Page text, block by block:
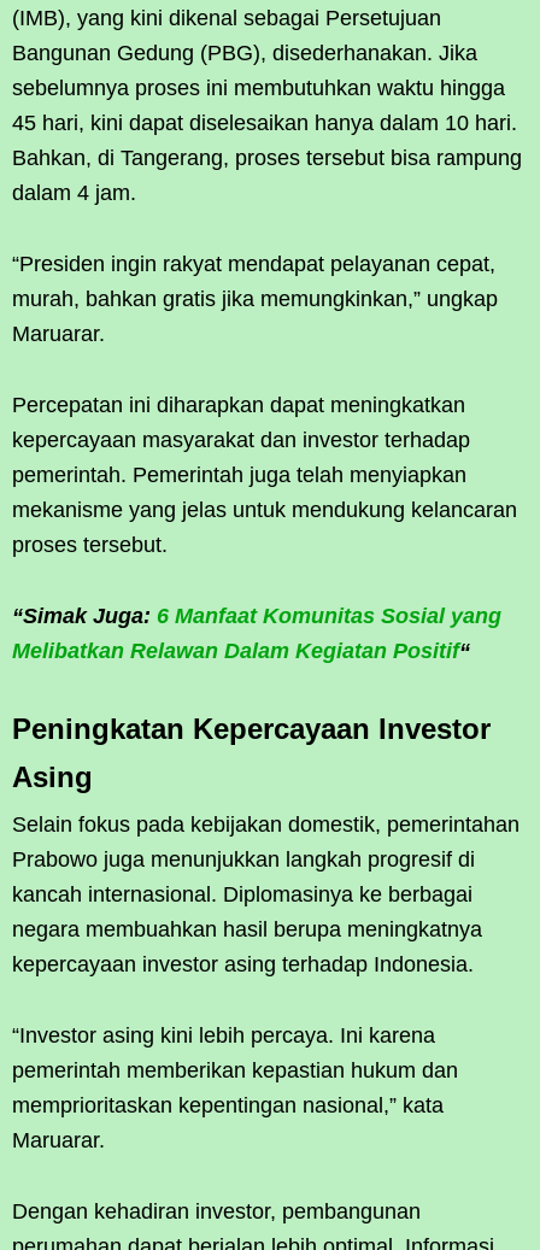
(IMB), yang kini dikenal sebagai Persetujuan
Bangunan Gedung (PBG), disederhanakan. Jika
sebelumnya proses ini membutuhkan waktu hingga
45 hari, kini dapat diselesaikan hanya dalam 10 hari.
Bahkan, di Tangerang, proses tersebut bisa rampung
dalam 4 jam.
“Presiden ingin rakyat mendapat pelayanan cepat,
murah, bahkan gratis jika memungkinkan,” ungkap
Maruarar.
Percepatan ini diharapkan dapat meningkatkan
kepercayaan masyarakat dan investor terhadap
pemerintah. Pemerintah juga telah menyiapkan
mekanisme yang jelas untuk mendukung kelancaran
proses tersebut.
“Simak Juga: 6 Manfaat Komunitas Sosial yang
Melibatkan Relawan Dalam Kegiatan Positif“
Peningkatan Kepercayaan Investor
Asing
Selain fokus pada kebijakan domestik, pemerintahan
Prabowo juga menunjukkan langkah progresif di
kancah internasional. Diplomasinya ke berbagai
negara membuahkan hasil berupa meningkatnya
kepercayaan investor asing terhadap Indonesia.
“Investor asing kini lebih percaya. Ini karena
pemerintah memberikan kepastian hukum dan
memprioritaskan kepentingan nasional,” kata
Maruarar.
Dengan kehadiran investor, pembangunan